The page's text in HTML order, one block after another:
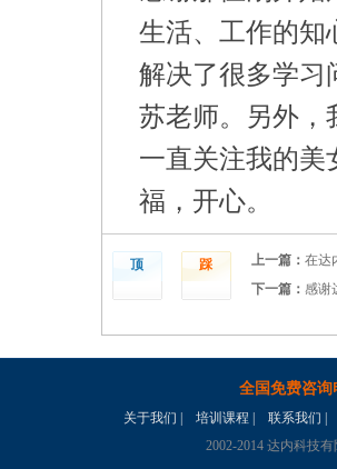
生活、工作的知
解决了很多学习
苏老师。另外，
一直关注我的美
福，开心。
顶 踩 上一篇： 在达
下一篇： 感谢
全国免费咨询
关于我们 培训课程 联系我们
2002-2014 达内科技